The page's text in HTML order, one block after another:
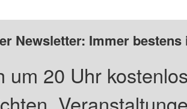
Newsletter: Immer
um 20 Uhr